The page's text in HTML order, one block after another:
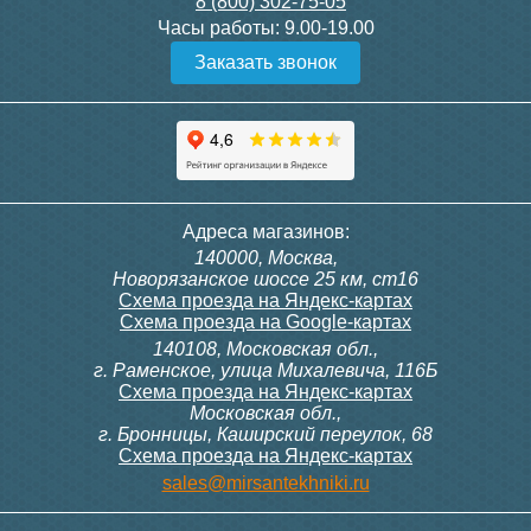
Конвектор ITT.080.200.1300
с решеткой GRILL.SGW-20-
Конвектор ITT.080.200.1000
с решеткой GRILL.SGW-20-
Конвектор ITT.080.200.1000
с решеткой GRILL.SGW-20-
Конвектор ITT.080.200.900 с
решеткой GRILL.SGA-20-
Подробнее Подробнее
300, 230В (врезной - квадр.
9 700
конвектора прямой itermic
ITFS
5 150
Часы работы: 9.00-19.00
Заказать звонок
Адреса магазинов:
140000, Москва,
Новорязанское шоссе 25 км, ст16
Схема проезда на Яндекс-картах
Схема проезда на Google-картах
140108, Московская обл.,
г. Раменское, улица Михалевича, 116Б
Схема проезда на Яндекс-картах
Московская обл.,
г. Бронницы, Каширский переулок, 68
Схема проезда на Яндекс-картах
sales@mirsantekhniki.ru